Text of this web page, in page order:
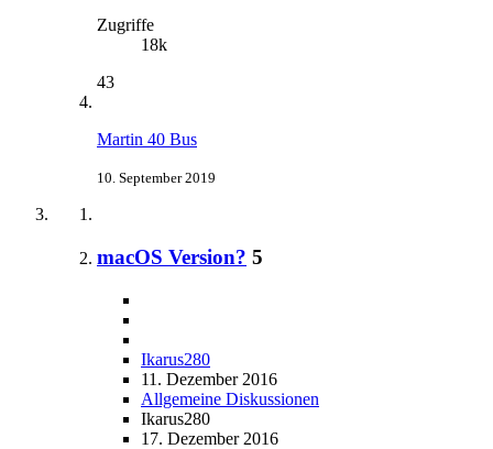
Zugriffe
18k
43
Martin 40 Bus
10. September 2019
macOS Version? 5
Ikarus280
11. Dezember 2016
Allgemeine Diskussionen
Ikarus280
17. Dezember 2016